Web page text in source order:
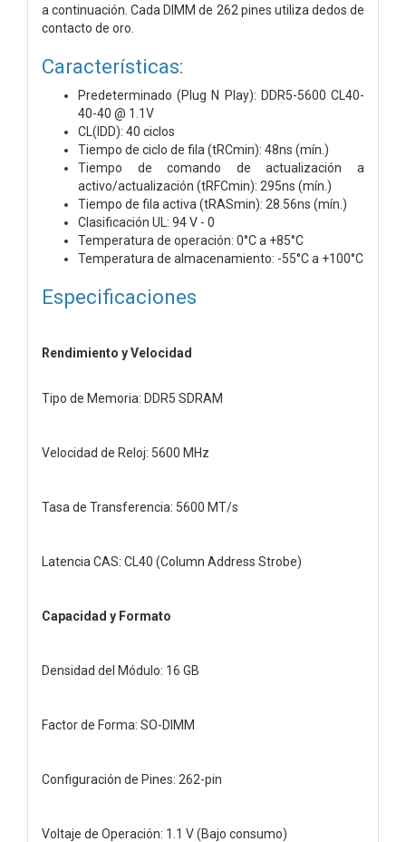
a continuación. Cada DIMM de 262 pines utiliza dedos de
contacto de oro.
Características:
Predeterminado (Plug N Play): DDR5-5600 CL40-
40-40 @ 1.1V
CL(IDD): 40 ciclos
Tiempo de ciclo de fila (tRCmin): 48ns (mín.)
Tiempo de comando de actualización a
activo/actualización (tRFCmin): 295ns (mín.)
Tiempo de fila activa (tRASmin): 28.56ns (mín.)
Clasificación UL: 94 V - 0
Temperatura de operación: 0°C a +85°C
Temperatura de almacenamiento: -55°C a +100°C
Especificaciones
Rendimiento y Velocidad
Tipo de Memoria: DDR5 SDRAM
Velocidad de Reloj: 5600 MHz
Tasa de Transferencia: 5600 MT/s
Latencia CAS: CL40 (Column Address Strobe)
Capacidad y Formato
Densidad del Módulo: 16 GB
Factor de Forma: SO-DIMM
Configuración de Pines: 262-pin
Voltaje de Operación: 1.1 V (Bajo consumo)